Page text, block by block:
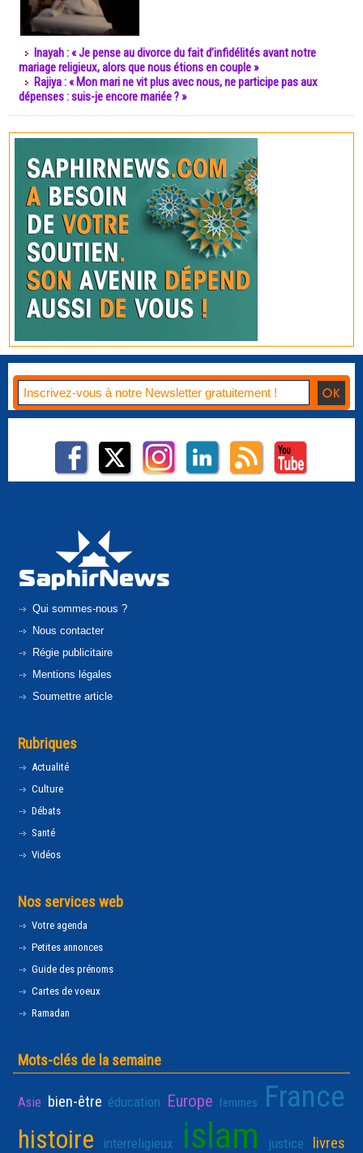
Inayah : « Je pense au divorce du fait d’infidélités avant notre
mariage religieux, alors que nous étions en couple »
Rajiya : « Mon mari ne vit plus avec nous, ne participe pas aux
dépenses : suis-je encore mariée ? »
Qui sommes-nous ?
Nous contacter
Régie publicitaire
Mentions légales
Soumettre article
Rubriques
Actualité
Culture
Débats
Santé
Vidéos
Nos services web
Votre agenda
Petites annonces
Guide des prénoms
Cartes de voeux
Ramadan
Mots-clés de la semaine
Asie bien-être éducation Europe femmes France
histoire interreligieux islam justice livres